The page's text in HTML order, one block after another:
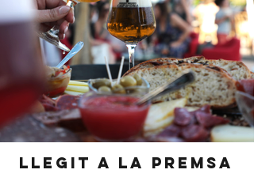
llegit a la premsa